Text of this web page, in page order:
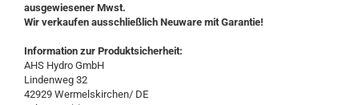
ausgewiesener Mwst.
Wir verkaufen ausschließlich Neuware mit Garantie!
Information zur Produktsicherheit:
AHS Hydro GmbH
Lindenweg 32
42929 Wermelskirchen/ DE